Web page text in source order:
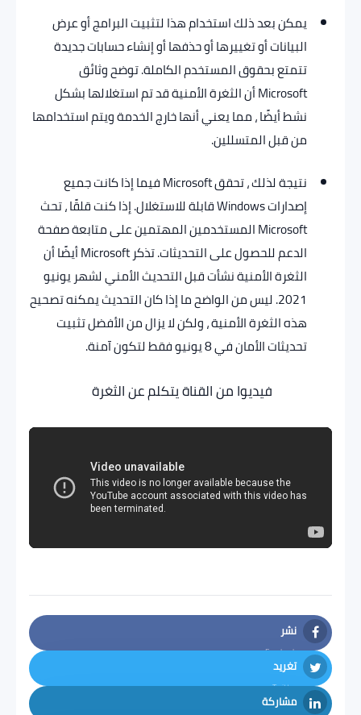
يمكن بعد ذلك استخدام هذا لتثبيت البرامج أو عرض
البيانات أو تغييرها أو حذفها أو إنشاء حسابات جديدة
تتمتع بحقوق المستخدم الكاملة. توضح وثائق
Microsoft أن الثغرة الأمنية قد تم استغلالها بشكل
نشط أيضًا ، مما يعني أنها خارج الخدمة ويتم استخدامها
من قبل المتسللين.
نتيجة لذلك ، تحقق Microsoft فيما إذا كانت جميع
إصدارات Windows قابلة للاستغلال. إذا كنت قلقًا ، تحث
Microsoft المستخدمين المهتمين على متابعة صفحة
الدعم للحصول على التحديثات. تذكر Microsoft أيضًا أن
الثغرة الأمنية نشأت قبل التحديث الأمني ​​لشهر يونيو
2021. ليس من الواضح ما إذا كان التحديث يمكنه تصحيح
هذه الثغرة الأمنية ، ولكن لا يزال من الأفضل تثبيت
تحديثات الأمان في 8 يونيو فقط لتكون آمنة.
فيديوا من القناة يتكلم عن الثغرة
نشر
Facebook
تغريد
Twitter
مشاركة